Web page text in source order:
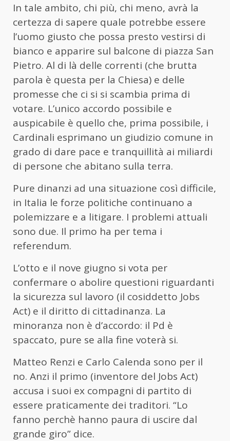
In tale ambito, chi più, chi meno, avrà la
certezza di sapere quale potrebbe essere
l’uomo giusto che possa presto vestirsi di
bianco e apparire sul balcone di piazza San
Pietro. Al di là delle correnti (che brutta
parola è questa per la Chiesa) e delle
promesse che ci si si scambia prima di
votare. L’unico accordo possibile e
auspicabile è quello che, prima possibile, i
Cardinali esprimano un giudizio comune in
grado di dare pace e tranquillità ai miliardi
di persone che abitano sulla terra.
Pure dinanzi ad una situazione così difficile,
in Italia le forze politiche continuano a
polemizzare e a litigare. I problemi attuali
sono due. Il primo ha per tema i
referendum.
L’otto e il nove giugno si vota per
confermare o abolire questioni riguardanti
la sicurezza sul lavoro (il cosiddetto Jobs
Act) e il diritto di cittadinanza. La
minoranza non è d’accordo: il Pd è
spaccato, pure se alla fine voterà si.
Matteo Renzi e Carlo Calenda sono per il
no. Anzi il primo (inventore del Jobs Act)
accusa i suoi ex compagni di partito di
essere praticamente dei traditori. “Lo
fanno perchè hanno paura di uscire dal
grande giro” dice.